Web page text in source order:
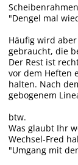
"Dengel mal
Häufig wird
gebraucht, die
Der Rest ist
vor dem Heften
halten. Nach
gebogenem
btw.
Was glaubt Ihr
Wechsel-Fred
"Umgang mit